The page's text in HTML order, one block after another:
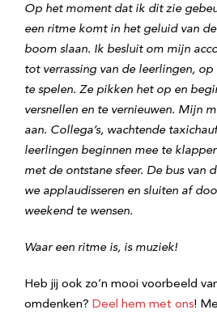
Op het moment dat ik dit zie
een ritme komt in het geluid van
boom slaan. Ik besluit om mijn
tot verrassing van de leerlingen,
te spelen. Ze pikken het op en
versnellen en te vernieuwen. Mijn
aan. Collega’s, wachtende
leerlingen beginnen mee te
met de ontstane sfeer. De bus van
we applaudisseren en sluiten af
weekend te wensen.
Waar een ritme is, is muziek!
Heb jij ook zo’n mooi voorbeeld
omdenken? Deel hem met ons!